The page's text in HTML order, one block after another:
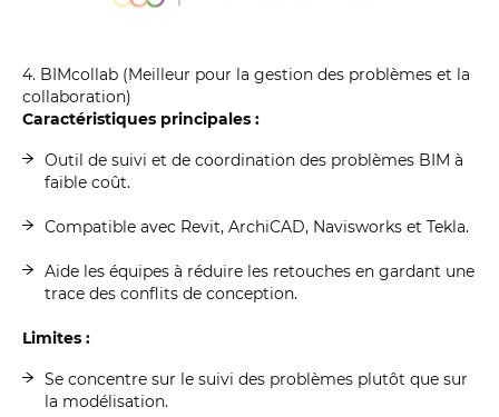
4. BIMcollab (Meilleur pour la gestion des problèmes et la
collaboration)
Caractéristiques principales :
Outil de suivi et de coordination des problèmes BIM à
faible coût.
Compatible avec Revit, ArchiCAD, Navisworks et Tekla.
Aide les équipes à réduire les retouches en gardant une
trace des conflits de conception.
Limites :
Se concentre sur le suivi des problèmes plutôt que sur
la modélisation.